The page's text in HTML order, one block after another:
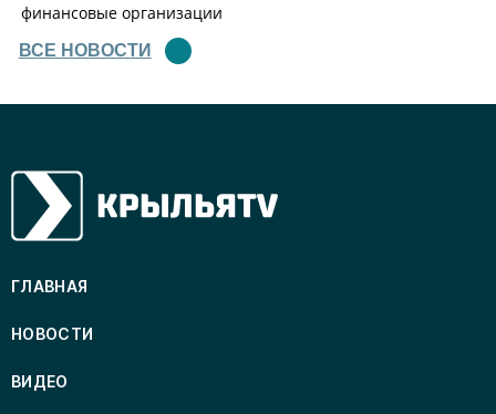
финансовые организации
ВСЕ НОВОСТИ
ГЛАВНАЯ
НОВОСТИ
ВИДЕО